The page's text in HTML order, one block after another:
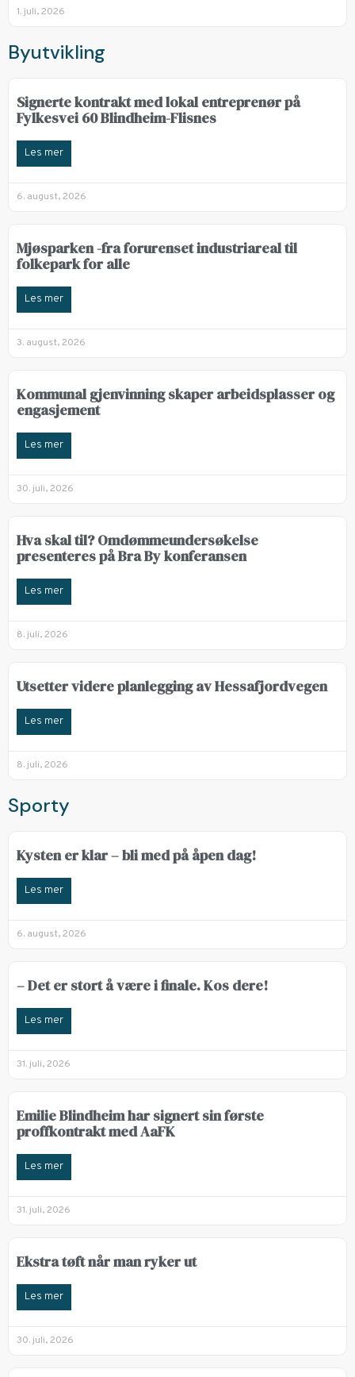
1. juli, 2026
Byutvikling
Signerte kontrakt med lokal entreprenør på
Fylkesvei 60 Blindheim-Flisnes
Les mer
6. august, 2026
Mjøsparken -fra forurenset industriareal til
folkepark for alle
Les mer
3. august, 2026
Kommunal gjenvinning skaper arbeidsplasser og
engasjement
Les mer
30. juli, 2026
Hva skal til? Omdømmeundersøkelse
presenteres på Bra By konferansen
Les mer
8. juli, 2026
Utsetter videre planlegging av Hessafjordvegen
Les mer
8. juli, 2026
Sporty
Kysten er klar – bli med på åpen dag!
Les mer
6. august, 2026
– Det er stort å være i finale. Kos dere!
Les mer
31. juli, 2026
Emilie Blindheim har signert sin første
proffkontrakt med AaFK
Les mer
31. juli, 2026
Ekstra tøft når man ryker ut
Les mer
30. juli, 2026